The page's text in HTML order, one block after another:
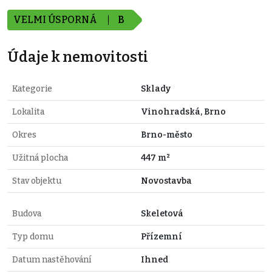
VELMI ÚSPORNÁ B
Údaje k nemovitosti
Kategorie Sklady
Lokalita Vinohradská, Brno
Okres Brno-město
Užitná plocha 447 m²
Stav objektu Novostavba
Budova Skeletová
Typ domu Přízemní
Datum nastěhování Ihned